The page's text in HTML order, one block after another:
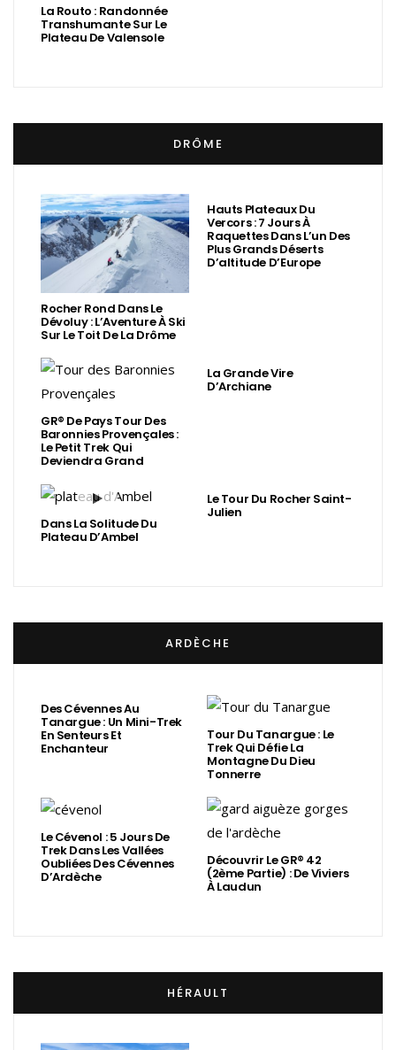
La Routo : Randonnée
Transhumante Sur Le
Plateau De Valensole
DRÔME
Rocher Rond Dans Le
Dévoluy : L’Aventure À Ski
Sur Le Toit De La Drôme
Hauts Plateaux Du
Vercors : 7 Jours À
Raquettes Dans L’un Des
Plus Grands Déserts
D’altitude D’Europe
GR® De Pays Tour Des
Baronnies Provençales :
Le Petit Trek Qui
Deviendra Grand
La Grande Vire
D’Archiane
Dans La Solitude Du
Plateau D’Ambel
Le Tour Du Rocher Saint-
Julien
ARDÈCHE
Des Cévennes Au
Tanargue : Un Mini-Trek
En Senteurs Et
Enchanteur
Tour Du Tanargue : Le
Trek Qui Défie La
Montagne Du Dieu
Tonnerre
Le Cévenol : 5 Jours De
Trek Dans Les Vallées
Oubliées Des Cévennes
D’Ardèche
Découvrir Le GR® 42
(2ème Partie) : De Viviers
À Laudun
HÉRAULT